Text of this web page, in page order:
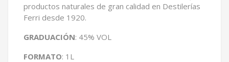
productos naturales de gran calidad en Destilerías
Ferri desde 1920.
GRADUACIÓN: 45% VOL
FORMATO: 1L